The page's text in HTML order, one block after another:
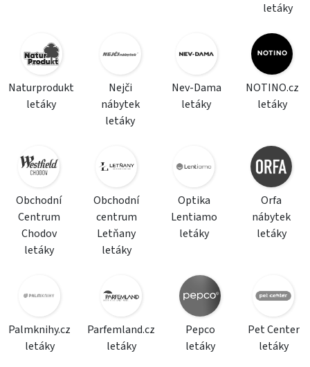
letáky
Naturprodukt
letáky
Nejči
nábytek
letáky
Nev-Dama
letáky
NOTINO.cz
letáky
Obchodní
Centrum
Chodov
letáky
Obchodní
centrum
Letňany
letáky
Optika
Lentiamo
letáky
Orfa
nábytek
letáky
Palmknihy.cz
letáky
Parfemland.cz
letáky
Pepco
letáky
Pet Center
letáky